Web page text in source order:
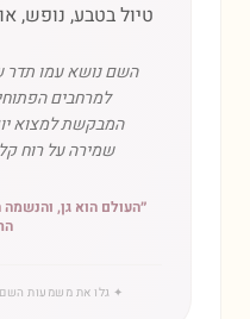
טיול בטבע, נופש,
השם נושא עמו תדר
למרחבים
המבקשת למצוא
שמירה על רוח
״העולם הוא גן,
✦ גלו את משמעות